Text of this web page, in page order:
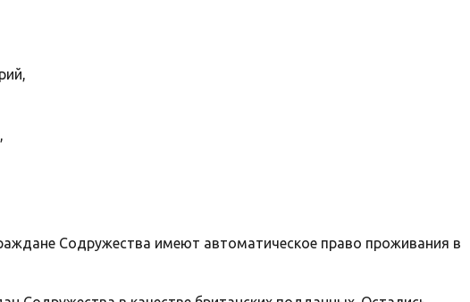
Содружества имеют автоматическое право проживания в